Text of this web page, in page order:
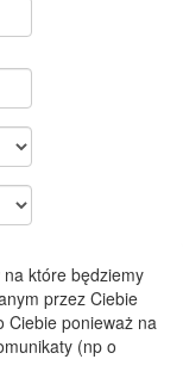
które będziemy
przez Ciebie
Ciebie ponieważ na
(np o